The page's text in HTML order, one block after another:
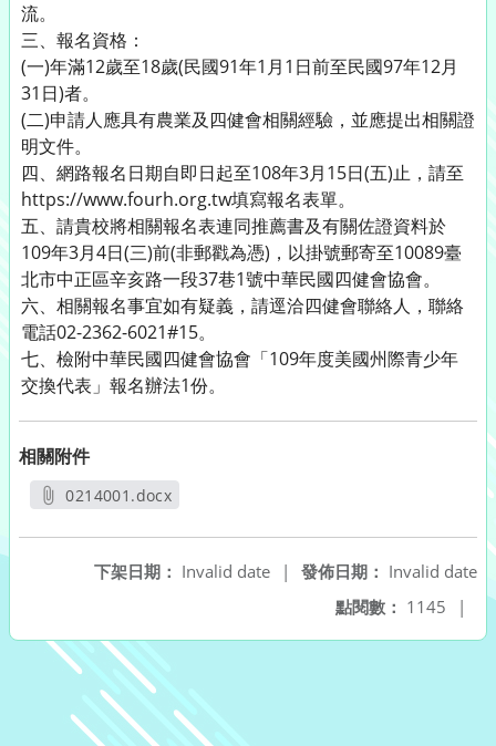
流。
三、報名資格：
(一)年滿12歲至18歲(民國91年1月1日前至民國97年12月
31日)者。
(二)申請人應具有農業及四健會相關經驗，並應提出相關證
明文件。
四、網路報名日期自即日起至108年3月15日(五)止，請至
https://www.fourh.org.tw填寫報名表單。
五、請貴校將相關報名表連同推薦書及有關佐證資料於
109年3月4日(三)前(非郵戳為憑)，以掛號郵寄至10089臺
北市中正區辛亥路一段37巷1號中華民國四健會協會。
六、相關報名事宜如有疑義，請逕洽四健會聯絡人，聯絡
電話02-2362-6021#15。
七、檢附中華民國四健會協會「109年度美國州際青少年
交換代表」報名辦法1份。
相關附件
0214001.docx
發佈日期： Invalid date
下架日期： Invalid date
|
點閱數： 1145 |